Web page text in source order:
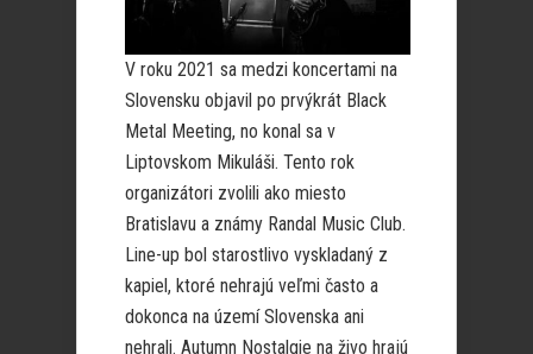
V roku 2021 sa medzi koncertami na
Slovensku objavil po prvýkrát Black
Metal Meeting, no konal sa v
Liptovskom Mikuláši. Tento rok
organizátori zvolili ako miesto
Bratislavu a známy Randal Music Club.
Line-up bol starostlivo vyskladaný z
kapiel, ktoré nehrajú veľmi často a
dokonca na území Slovenska ani
nehrali. Autumn Nostalgie na živo hrajú